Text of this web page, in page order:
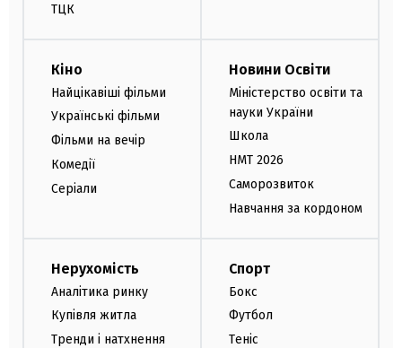
ТЦК
Кіно
Найцікавіші фільми
Українські фільми
Фільми на вечір
Комедії
Серіали
Новини Освіти
Міністерство освіти та
науки України
Школа
НМТ 2026
Саморозвиток
Навчання за кордоном
Нерухомість
Аналітика ринку
Купівля житла
Тренди і натхнення
Спорт
Бокс
Футбол
Теніс